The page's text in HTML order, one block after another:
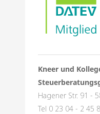
Kneer und
Hagener Str. 91 -
Tel 0 23 04 - 2 45